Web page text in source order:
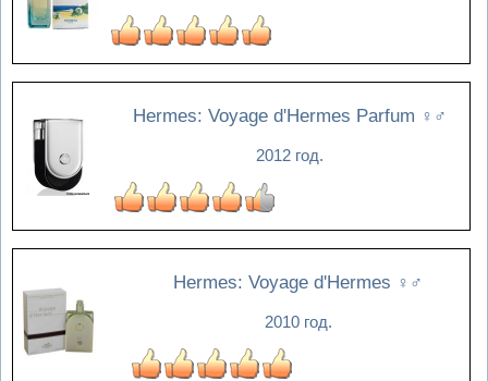
Hermes: Voyage d'Hermes Parfum ♀♂
2012 год.
Hermes: Voyage d'Hermes ♀♂
2010 год.